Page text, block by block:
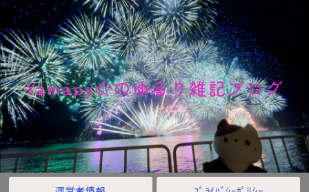
Yamapy☆のゆるり雑記ブログ